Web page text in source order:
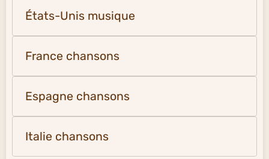
États-Unis musique
France chansons
Espagne chansons
Italie chansons